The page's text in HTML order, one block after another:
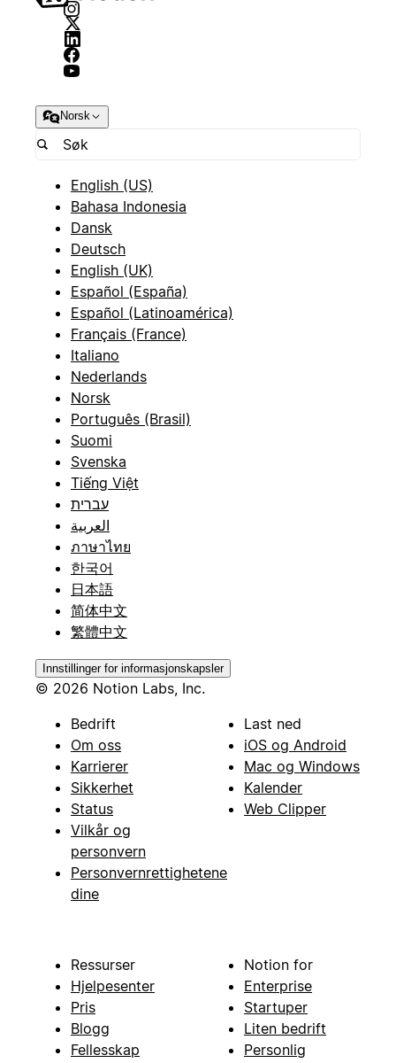
Norsk
English (US)
Bahasa Indonesia
Dansk
Deutsch
English (UK)
Español (España)
Español (Latinoamérica)
Français (France)
Italiano
Nederlands
Norsk
Português (Brasil)
Suomi
Svenska
Tiếng Việt
עברית
العربية
ภาษาไทย
한국어
日本語
简体中文
繁體中文
Innstillinger for informasjonskapsler
© 2026 Notion Labs, Inc.
Bedrift
Om oss
Karrierer
Sikkerhet
Status
Vilkår og
personvern
Personvernrettighetene
dine
Last ned
iOS og Android
Mac og Windows
Kalender
Web Clipper
Ressurser
Hjelpesenter
Pris
Blogg
Fellesskap
Notion for
Enterprise
Startuper
Liten bedrift
Personlig